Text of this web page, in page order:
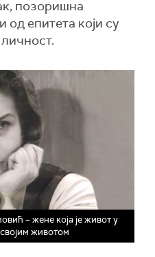
позоришна
од епитета који су
– жене која је живот у
животом